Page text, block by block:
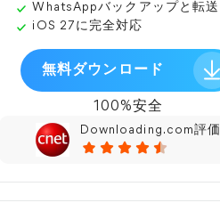
WhatsAppバックアップと転送
iOS 27に完全対応
無料ダウンロード
100%安全
Downloading.com評価